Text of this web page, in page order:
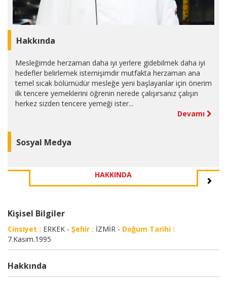
Hakkında
Mesleğimde herzaman daha iyi yerlere gidebilmek daha iyi
hedefler belirlemek istemişimdir mutfakta herzaman ana
temel sıcak bölümüdür mesleğe yeni başlayanlar için önerim
ilk tencere yemeklerini öğrenin nerede çalışırsanız çalışın
herkez sizden tencere yemeği ister...
Devamı
Sosyal Medya
HAKKINDA
Kişisel Bilgiler
Cinsiyet : ERKEK - Şehir : İZMİR - Doğum Tarihi :
7.Kasım.1995
Hakkında